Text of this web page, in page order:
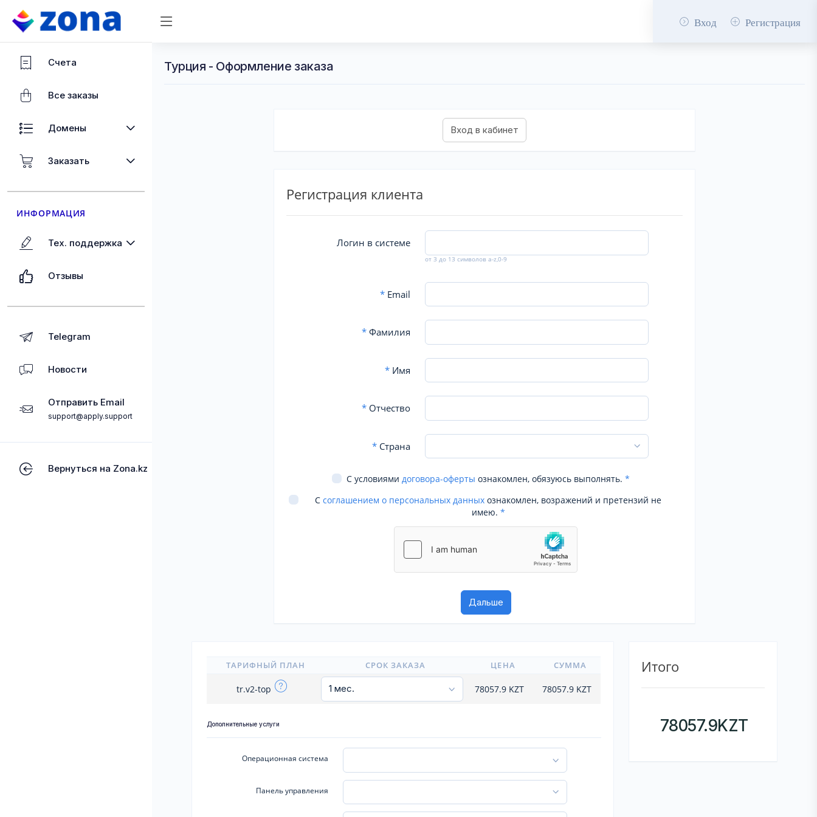
Вход Регистрация
Счета
Все заказы
Домены
Заказать
ИНФОРМАЦИЯ
Тех. поддержка
Отзывы
Telegram
Новости
Отправить Email
support@apply.support
Вернуться на Zona.kz
Турция - Оформление заказа
Регистрация клиента
Логин в системе
от 3 до 13 символов a-z,0-9
*Email
*Фамилия
*Имя
*Отчество
*Страна
С условиями договора-оферты ознакомлен, обязуюсь выполнять. *
С соглашением о персональных данных ознакомлен, возражений и претензий не
имею. *
ТАРИФНЫЙ ПЛАН СРОК ЗАКАЗА ЦЕНА СУММА
tr.v2-top 78057.9 KZT 78057.9KZT
Дополнительные услуги
Операционная система
Панель управления
Итого
78057.9KZT